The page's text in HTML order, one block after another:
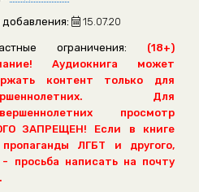
15.07.20
ограничения:
(18+)
Аудиокнига может
контент только для
Для
просмотр
ЗАПРЕЩЕН! Если в книге
ЛГБТ и другого,
просьба написать на почту